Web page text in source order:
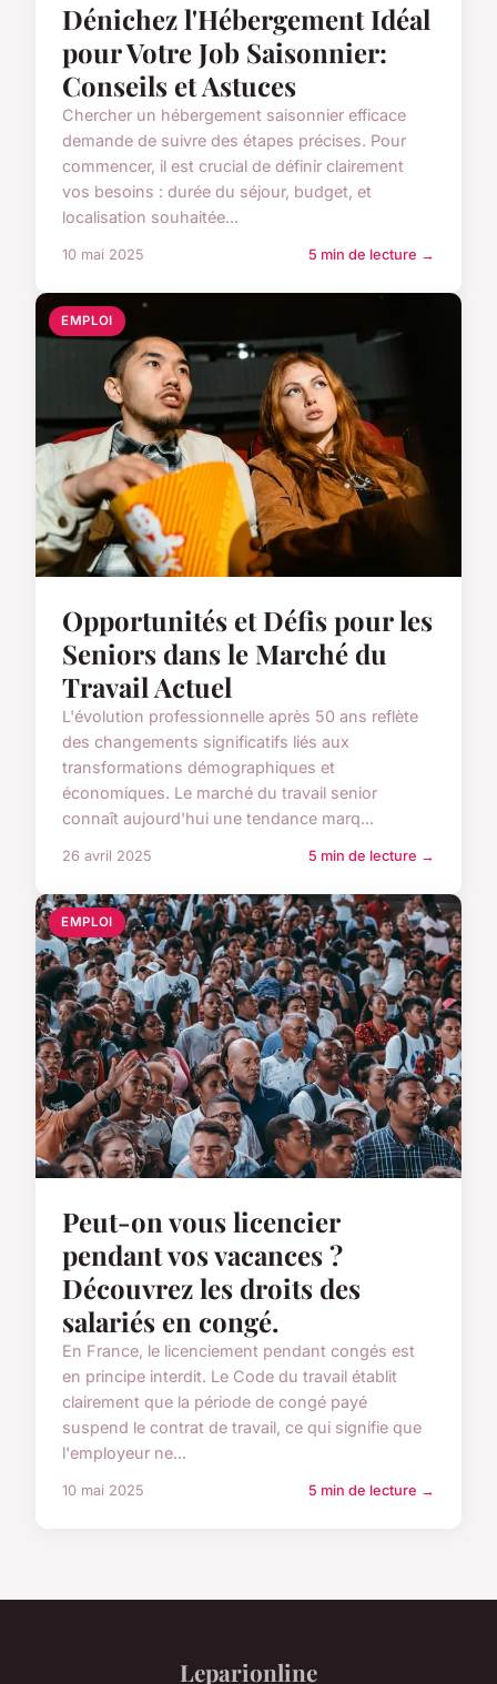
Dénichez l'Hébergement Idéal
pour Votre Job Saisonnier:
Conseils et Astuces
Chercher un hébergement saisonnier efficace
demande de suivre des étapes précises. Pour
commencer, il est crucial de définir clairement
vos besoins : durée du séjour, budget, et
localisation souhaitée...
10 mai 2025 5 min de lecture →
EMPLOI
Opportunités et Défis pour les
Seniors dans le Marché du
Travail Actuel
L'évolution professionnelle après 50 ans reflète
des changements significatifs liés aux
transformations démographiques et
économiques. Le marché du travail senior
connaît aujourd'hui une tendance marq...
26 avril 2025 5 min de lecture →
EMPLOI
Peut-on vous licencier
pendant vos vacances ?
Découvrez les droits des
salariés en congé.
En France, le licenciement pendant congés est
en principe interdit. Le Code du travail établit
clairement que la période de congé payé
suspend le contrat de travail, ce qui signifie que
l'employeur ne...
10 mai 2025 5 min de lecture →
Leparionline